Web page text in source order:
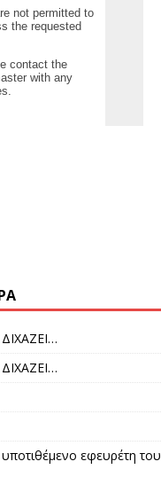
εφευρέτη του